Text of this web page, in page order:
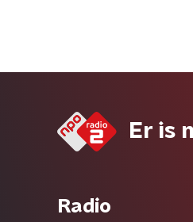
Er is
Radio